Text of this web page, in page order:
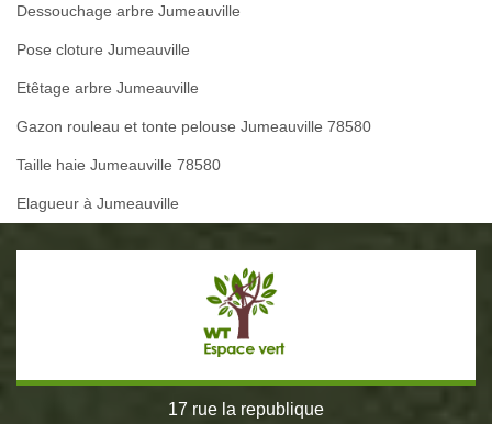
Dessouchage arbre Jumeauville
Pose cloture Jumeauville
Etêtage arbre Jumeauville
Gazon rouleau et tonte pelouse Jumeauville 78580
Taille haie Jumeauville 78580
Elagueur à Jumeauville
17 rue la republique